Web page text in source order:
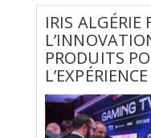
IRIS ALGÉRIE
PRODUITS